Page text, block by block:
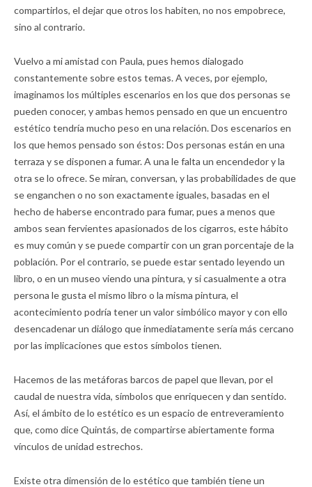
compartirlos, el dejar que otros los habiten, no nos empobrece,
sino al contrario.
Vuelvo a mi amistad con Paula, pues hemos dialogado
constantemente sobre estos temas. A veces, por ejemplo,
imaginamos los múltiples escenarios en los que dos personas se
pueden conocer, y ambas hemos pensado en que un encuentro
estético tendría mucho peso en una relación. Dos escenarios en
los que hemos pensado son éstos: Dos personas están en una
terraza y se disponen a fumar. A una le falta un encendedor y la
otra se lo ofrece. Se miran, conversan, y las probabilidades de que
se enganchen o no son exactamente iguales, basadas en el
hecho de haberse encontrado para fumar, pues a menos que
ambos sean fervientes apasionados de los cigarros, este hábito
es muy común y se puede compartir con un gran porcentaje de la
población. Por el contrario, se puede estar sentado leyendo un
libro, o en un museo viendo una pintura, y si casualmente a otra
persona le gusta el mismo libro o la misma pintura, el
acontecimiento podría tener un valor simbólico mayor y con ello
desencadenar un diálogo que inmediatamente sería más cercano
por las implicaciones que estos símbolos tienen.
Hacemos de las metáforas barcos de papel que llevan, por el
caudal de nuestra vida, símbolos que enriquecen y dan sentido.
Así, el ámbito de lo estético es un espacio de entreveramiento
que, como dice Quintás, de compartirse abiertamente forma
vínculos de unidad estrechos.
Existe otra dimensión de lo estético que también tiene un